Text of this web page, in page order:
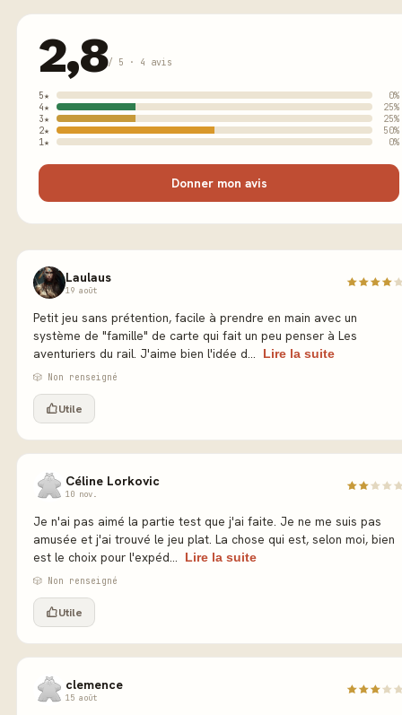
2,8/ 5 · 4 avis
5★
0%
4★
25%
3★
25%
2★
50%
1★
0%
Donner mon avis
Laulaus
19 août
Petit jeu sans prétention, facile à prendre en main avec un
système de "famille" de carte qui fait un peu penser à Les
aventuriers du rail. J'aime bien l'idée d...
Lire la suite
🎲 Non renseigné
Utile
Céline Lorkovic
10 nov.
Je n'ai pas aimé la partie test que j'ai faite. Je ne me suis pas
amusée et j'ai trouvé le jeu plat. La chose qui est, selon moi, bien
est le choix pour l'expéd...
Lire la suite
🎲 Non renseigné
Utile
clemence
15 août